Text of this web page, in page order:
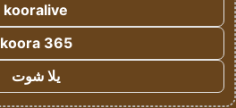
kooralive
koora 365
يلا شوت